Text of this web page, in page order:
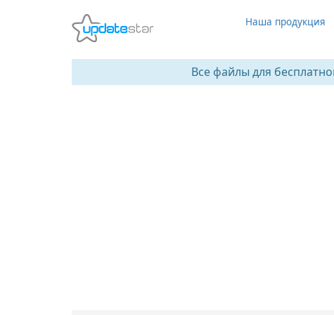
Наша продукция
Все файлы для